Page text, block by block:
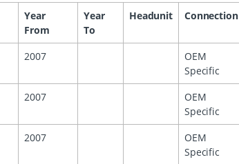
Year
From
Year
To
Headunit Connection
2007
OEM
Specific
2007
OEM
Specific
2007
OEM
Specific